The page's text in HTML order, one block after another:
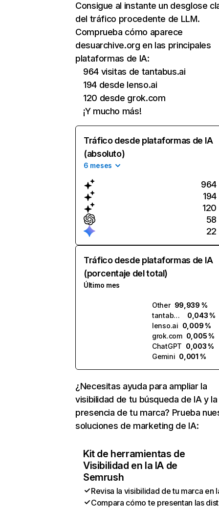
Consigue al instante un desglose
del tráfico procedente de LLM.
Comprueba cómo aparece
desuarchive.org en las principales
plataformas de IA:
964 visitas de tantabus.ai
194 desde lenso.ai
120 desde grok.com
¡Y mucho más!
Tráfico desde plataformas de IA
(absoluto)
6 meses
964
194
120
58
22
Tráfico desde plataformas de IA
(porcentaje del total)
Último mes
Other 99,939 %
tantabus.ai
0,043 %
lenso.ai 0,009 %
grok.com 0,005 %
ChatGPT 0,003 %
Gemini 0,001 %
¿Necesitas ayuda para ampliar la
visibilidad de tu búsqueda de IA y la
presencia de tu marca? Prueba
soluciones de marketing de IA:
Kit de herramientas de
Visibilidad en la IA de
Semrush
Revisa la visibilidad de tu marca en
Compara cómo te presentan las